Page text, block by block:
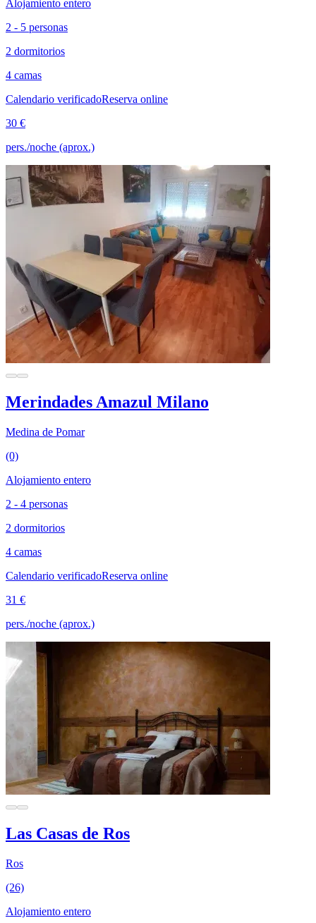
Alojamiento entero
2 - 5 personas
2 dormitorios
4 camas
Calendario verificadoReserva online
30 €
pers./noche (aprox.)
Merindades Amazul Milano
Medina de Pomar
(0)
Alojamiento entero
2 - 4 personas
2 dormitorios
4 camas
Calendario verificadoReserva online
31 €
pers./noche (aprox.)
Las Casas de Ros
Ros
(26)
Alojamiento entero